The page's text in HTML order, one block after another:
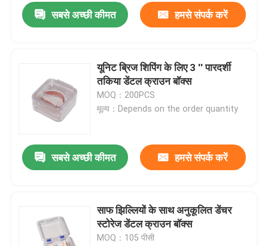
सबसे अच्छी कीमत हमसे संपर्क करें
यूनिट ब्रिज शिपिंग के लिए 3 '' पारदर्शी
तकिया डेंटल क्राउन बॉक्स
MOQ：200PCS
मूल्य：Depends on the order quantity
सबसे अच्छी कीमत हमसे संपर्क करें
साफ झिल्लियों के साथ अनुकूलित डेंचर
स्टोरेज डेंटल क्राउन बॉक्स
MOQ：105 पीसी